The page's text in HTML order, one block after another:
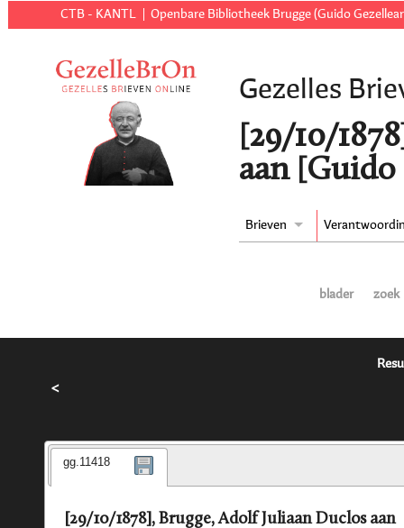
CTB - KANTL Openbare Bibliotheek Brugge (Guido
Gezelles
[29/10/
aan [Guido
Brieven
blader zoek
<
gg.11418
[29/10/1878], Brugge, Adolf Juliaan Duclos aan